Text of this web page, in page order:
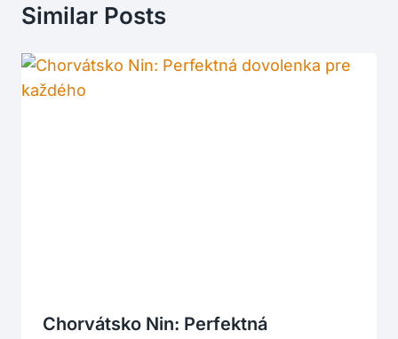
Similar Posts
Chorvátsko Nin: Perfektná